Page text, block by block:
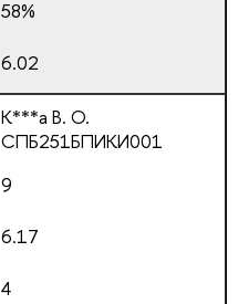
58%
6.02
К***а В. О.
СПБ251БПИКИ001
9
6.17
4